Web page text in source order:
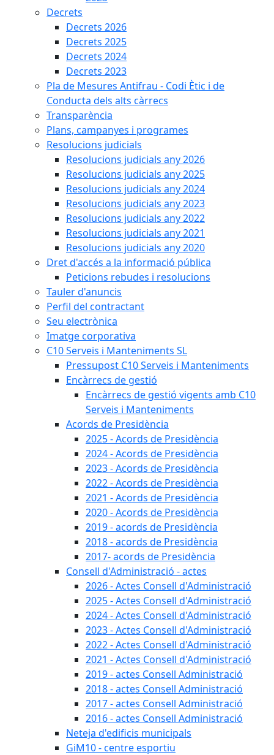
Decrets
Decrets 2026
Decrets 2025
Decrets 2024
Decrets 2023
Pla de Mesures Antifrau - Codi Ètic i de
Conducta dels alts càrrecs
Transparència
Plans, campanyes i programes
Resolucions judicials
Resolucions judicials any 2026
Resolucions judicials any 2025
Resolucions judicials any 2024
Resolucions judicials any 2023
Resolucions judicials any 2022
Resolucions judicials any 2021
Resolucions judicials any 2020
Dret d'accés a la informació pública
Peticions rebudes i resolucions
Tauler d'anuncis
Perfil del contractant
Seu electrònica
Imatge corporativa
C10 Serveis i Manteniments SL
Pressupost C10 Serveis i Manteniments
Encàrrecs de gestió
Encàrrecs de gestió vigents amb C10
Serveis i Manteniments
Acords de Presidència
2025 - Acords de Presidència
2024 - Acords de Presidència
2023 - Acords de Presidència
2022 - Acords de Presidència
2021 - Acords de Presidència
2020 - Acords de Presidència
2019 - acords de Presidència
2018 - acords de Presidència
2017- acords de Presidència
Consell d'Administració - actes
2026 - Actes Consell d'Administració
2025 - Actes Consell d'Administració
2024 - Actes Consell d'Administració
2023 - Actes Consell d'Administració
2022 - Actes Consell d'Administració
2021 - Actes Consell d'Administració
2019 - actes Consell Administració
2018 - actes Consell Administració
2017 - actes Consell Administració
2016 - actes Consell Administració
Neteja d'edificis municipals
GiM10 - centre esportiu